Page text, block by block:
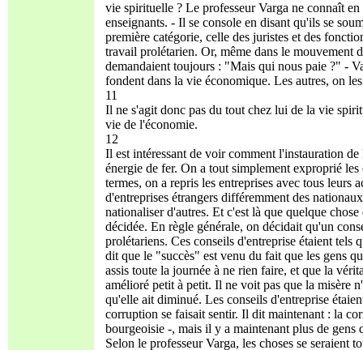
vie spirituelle ? Le professeur Varga ne connaît
enseignants. - Il se console en disant qu'ils se
première catégorie, celle des juristes et des
travail prolétarien. Or, même dans le mouvement
demandaient toujours : "Mais qui nous paie ?" -
fondent dans la vie économique. Les autres, on
11
Il ne s'agit donc pas du tout chez lui de la vie
vie de l'économie.
12
Il est intéressant de voir comment l'instauration
énergie de fer. On a tout simplement exproprié
termes, on a repris les entreprises avec tous leurs
d'entreprises étrangers différemment des
nationaliser d'autres. Et c'est là que quelque
décidée. En règle générale, on décidait qu'un
prolétariens. Ces conseils d'entreprise étaient tels
dit que le "succès" est venu du fait que les gens
assis toute la journée à ne rien faire, et que la
amélioré petit à petit. Il ne voit pas que la misère
qu'elle ait diminué. Les conseils d'entreprise
corruption se faisait sentir. Il dit maintenant : la
bourgeoisie -, mais il y a maintenant plus de
Selon le professeur Varga, les choses se